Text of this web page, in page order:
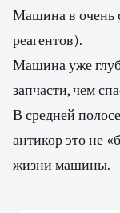
Машина в очень
реагентов).
Машина уже
запчасти, чем
В средней
антикор это не
жизни машины.